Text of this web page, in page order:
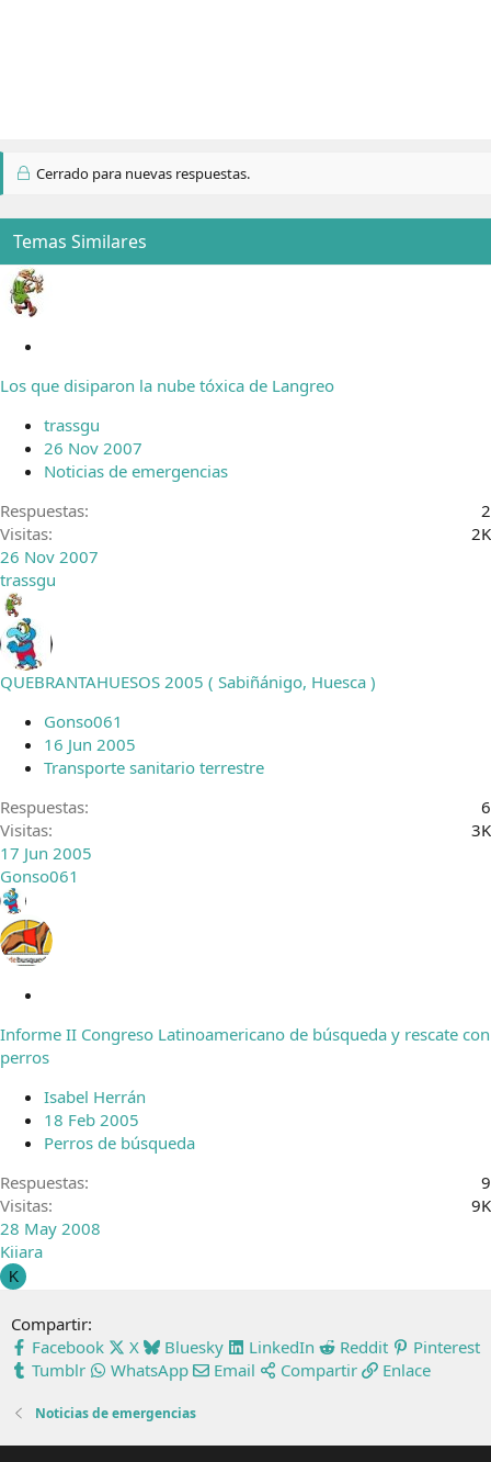
Cerrado para nuevas respuestas.
Temas Similares
r
a
d
o
Los que disiparon la nube tóxica de Langreo
trassgu
26 Nov 2007
Noticias de emergencias
Respuestas
2
Visitas
2K
26 Nov 2007
trassgu
QUEBRANTAHUESOS 2005 ( Sabiñánigo, Huesca )
Gonso061
16 Jun 2005
Transporte sanitario terrestre
Respuestas
6
Visitas
3K
17 Jun 2005
Gonso061
r
r
d
o
Informe II Congreso Latinoamericano de búsqueda y rescate con
perros
Isabel Herrán
18 Feb 2005
Perros de búsqueda
Respuestas
9
Visitas
9K
28 May 2008
Kiiara
K
Compartir:
Facebook
X Bluesky LinkedIn Reddit
Pinterest
Tumblr
WhatsApp Email Compartir Enlace
Noticias de emergencias